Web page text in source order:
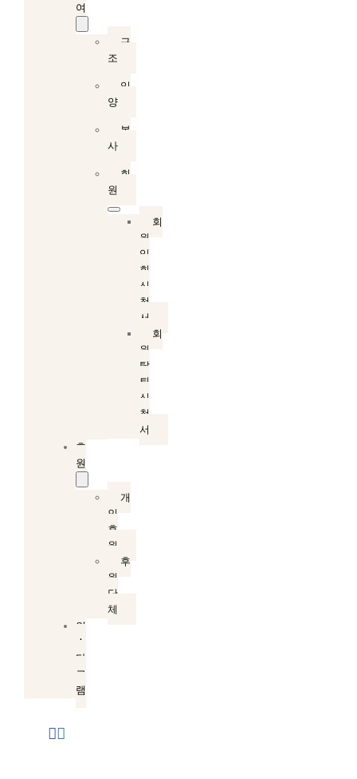
여
구
조
입
양
봉
사
회
원
회
원
입
회
신
청
서
회
원
탈
퇴
신
청
서
후
원
개
인
후
원
후
원
단
체
인
스
타
그
램